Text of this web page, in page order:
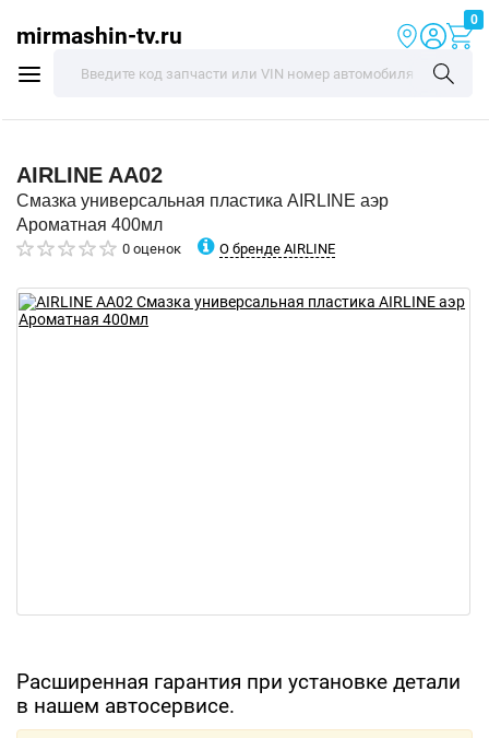
mirmashin-tv.ru
0
AIRLINE AA02
Смазка универсальная пластика AIRLINE аэр
Ароматная 400мл
0 оценок О бренде AIRLINE
Расширенная гарантия при установке детали
в нашем автосервисе.